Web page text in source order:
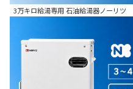
3万キロ給湯専用 石油給湯器ノーリツ